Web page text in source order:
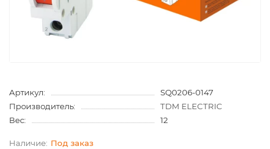
Артикул:
SQ0206-0147
Производитель:
TDM ELECTRIC
Вес:
12
Под заказ